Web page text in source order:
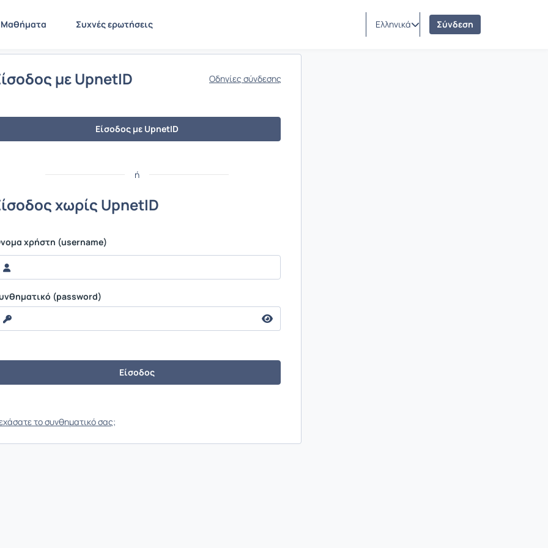
Μαθήματα Συχνές ερωτήσεις Ελληνικά Σύνδεση
με UpnetID Οδηγίες σύνδεσης
Είσοδος με UpnetID
ή
χωρίς UpnetID
χρήστη (username)
(password)
το συνθηματικό σας;